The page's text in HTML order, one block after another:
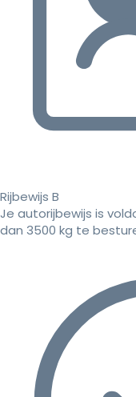
Rijbewijs B
Je autorijbewijs is
dan 3500 kg te